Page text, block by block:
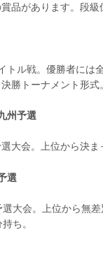
品があります。段級
トル戦。優勝者には
勝トーナメント形式
州予選
大会。上位から決ま
選
大会。上位から無
ち。